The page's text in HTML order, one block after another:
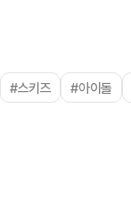
#스키즈 #아이돌